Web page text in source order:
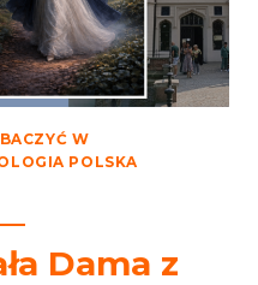
W
POLSKA
Dama z